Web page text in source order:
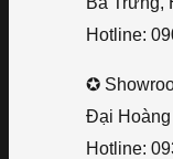
Hotline:
✪
Đại
Hotline: